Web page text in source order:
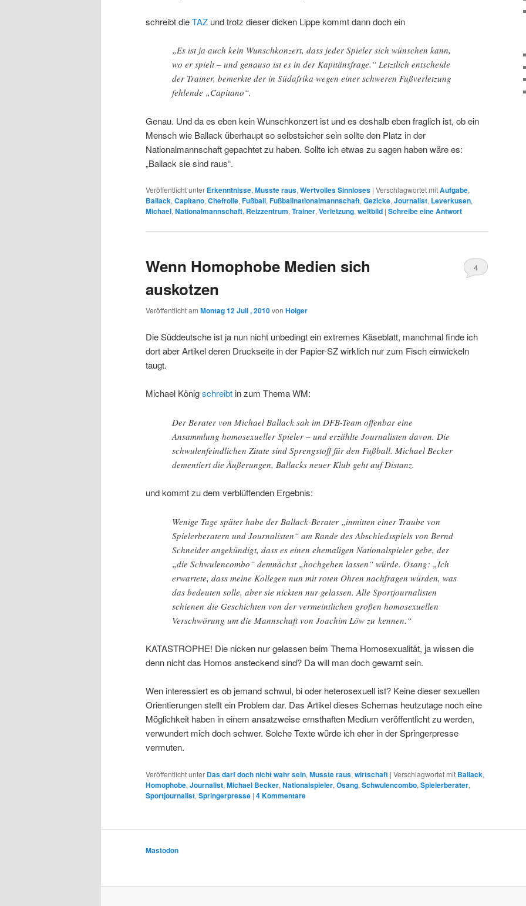
schreibt dieTAZ und trotz dieser dicken Lippe kommt dann doch ein
„Es ist ja auch kein Wunschkonzert, dass jeder Spieler sich wünschen kann,
wo er spielt – und genauso ist es in der Kapitänsfrage.“ Letztlich entscheide
der Trainer, bemerkte der in Südafrika wegen einer schweren Fußverletzung
fehlende „Capitano“.
Genau. Und da es eben kein Wunschkonzert ist und es deshalb eben fraglich ist, ob ein
Mensch wie Ballack überhaupt so selbstsicher sein sollte den Platz in der
Nationalmannschaft gepachtet zu haben. Sollte ich etwas zu sagen haben wäre es:
„Ballack sie sind raus“.
Veröffentlicht unter Erkenntnisse, Musste raus, Wertvolles Sinnloses | Verschlagwortet mitAufgabe,
Ballack, Capitano, Chefrolle, Fußball, Fußballnationalmannschaft, Gezicke, Journalist, Leverkusen,
Michael, Nationalmannschaft, Reizzentrum, Trainer, Verletzung, weltbild | Schreibe eine Antwort
Wenn Homophobe Medien sich
auskotzen
Veröffentlicht am Montag 12 Juli , 2010von Holger
4
Die Süddeutsche ist ja nun nicht unbedingt ein extremes Käseblatt, manchmal finde ich
dort aber Artikel deren Druckseite in der Papier-SZ wirklich nur zum Fisch einwickeln
taugt.
Michael Königschreibt in zum Thema WM:
Der Berater von Michael Ballack sah im DFB-Team offenbar eine
Ansammlung homosexueller Spieler – und erzählte Journalisten davon. Die
schwulenfeindlichen Zitate sind Sprengstoff für den Fußball. Michael Becker
dementiert die Äußerungen, Ballacks neuer Klub geht auf Distanz.
und kommt zu dem verblüffenden Ergebnis:
Wenige Tage später habe der Ballack-Berater „inmitten einer Traube von
Spielerberatern und Journalisten“ am Rande des Abschiedsspiels von Bernd
Schneider angekündigt, dass es einen ehemaligen Nationalspieler gebe, der
„die Schwulencombo“ demnächst „hochgehen lassen“ würde. Osang: „Ich
erwartete, dass meine Kollegen nun mit roten Ohren nachfragen würden, was
das bedeuten solle, aber sie nickten nur gelassen. Alle Sportjournalisten
schienen die Geschichten von der vermeintlichen großen homosexuellen
Verschwörung um die Mannschaft von Joachim Löw zu kennen.“
KATASTROPHE! Die nicken nur gelassen beim Thema Homosexualität, ja wissen die
denn nicht das Homos ansteckend sind? Da will man doch gewarnt sein.
Wen interessiert es ob jemand schwul, bi oder heterosexuell ist? Keine dieser sexuellen
Orientierungen stellt ein Problem dar. Das Artikel dieses Schemas heutzutage noch eine
Möglichkeit haben in einem ansatzweise ernsthaften Medium veröffentlicht zu werden,
verwundert mich doch schwer. Solche Texte würde ich eher in der Springerpresse
vermuten.
Veröffentlicht unter Das darf doch nicht wahr sein, Musste raus, wirtschaft | Verschlagwortet mit Ballack,
Homophobe, Journalist, Michael Becker, Nationalspieler, Osang, Schwulencombo, Spielerberater,
Sportjournalist, Springerpresse | 4Kommentare
Mastodon